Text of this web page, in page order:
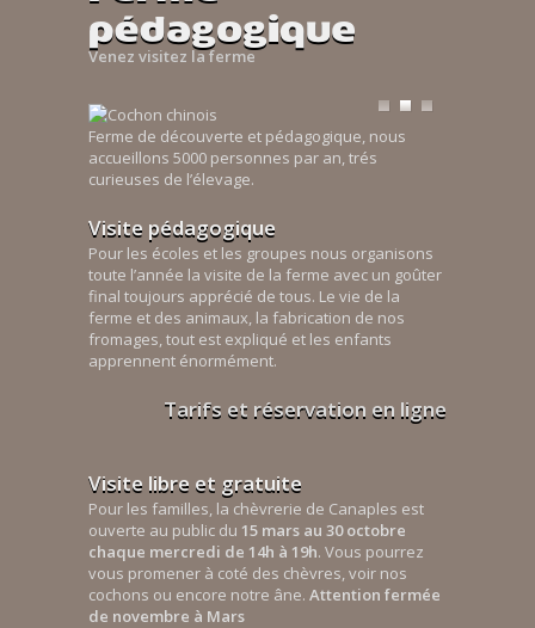
pédagogique
Venez visitez la ferme
Ferme de découverte et pédagogique, nous
accueillons 5000 personnes par an, trés
curieuses de l’élevage.
Visite pédagogique
Pour les écoles et les groupes nous organisons
toute l’année la visite de la ferme avec un goûter
final toujours apprécié de tous. Le vie de la
ferme et des animaux, la fabrication de nos
fromages, tout est expliqué et les enfants
apprennent énormément.
Tarifs et réservation en ligne
Visite libre et gratuite
Pour les familles, la chèvrerie de Canaples est
ouverte au public du 15 mars au 30 octobre
chaque mercredi de 14h à 19h. Vous pourrez
vous promener à coté des chèvres, voir nos
cochons ou encore notre âne. Attention fermée
de novembre à Mars